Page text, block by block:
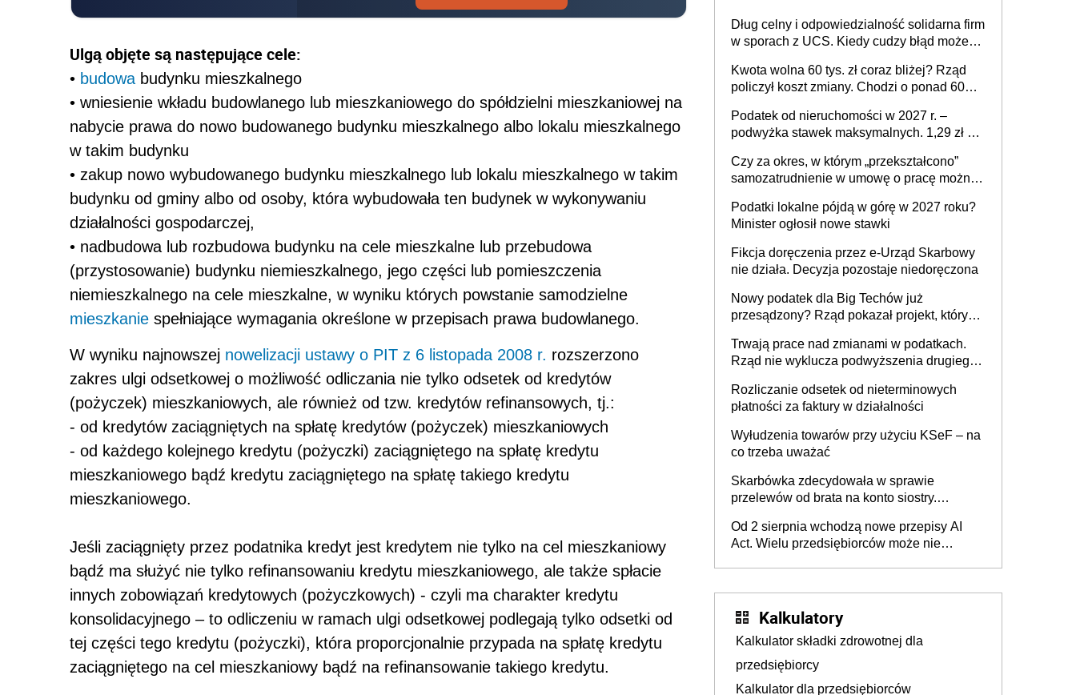
Ulgą objęte są następujące cele:
• budowa budynku mieszkalnego
• wniesienie wkładu budowlanego lub mieszkaniowego do spółdzielni mieszkaniowej na
nabycie prawa do nowo budowanego budynku mieszkalnego albo lokalu mieszkalnego
w takim budynku
• zakup nowo wybudowanego budynku mieszkalnego lub lokalu mieszkalnego w takim
budynku od gminy albo od osoby, która wybudowała ten budynek w wykonywaniu
działalności gospodarczej,
• nadbudowa lub rozbudowa budynku na cele mieszkalne lub przebudowa
(przystosowanie) budynku niemieszkalnego, jego części lub pomieszczenia
niemieszkalnego na cele mieszkalne, w wyniku których powstanie samodzielne
mieszkanie spełniające wymagania określone w przepisach prawa budowlanego.
W wyniku najnowszej nowelizacji ustawy o PIT z 6 listopada 2008 r. rozszerzono
zakres ulgi odsetkowej o możliwość odliczania nie tylko odsetek od kredytów
(pożyczek) mieszkaniowych, ale również od tzw. kredytów refinansowych, tj.:
- od kredytów zaciągniętych na spłatę kredytów (pożyczek) mieszkaniowych
- od każdego kolejnego kredytu (pożyczki) zaciągniętego na spłatę kredytu
mieszkaniowego bądź kredytu zaciągniętego na spłatę takiego kredytu
mieszkaniowego.
Jeśli zaciągnięty przez podatnika kredyt jest kredytem nie tylko na cel mieszkaniowy
bądź ma służyć nie tylko refinansowaniu kredytu mieszkaniowego, ale także spłacie
innych zobowiązań kredytowych (pożyczkowych) - czyli ma charakter kredytu
konsolidacyjnego – to odliczeniu w ramach ulgi odsetkowej podlegają tylko odsetki od
tej części tego kredytu (pożyczki), która proporcjonalnie przypada na spłatę kredytu
zaciągniętego na cel mieszkaniowy bądź na refinansowanie takiego kredytu.
Dług celny i odpowiedzialność solidarna firm
w sporach z UCS. Kiedy cudzy błąd może
Kwota wolna 60 tys. zł coraz bliżej? Rząd
policzył koszt zmiany. Chodzi o ponad 60
Podatek od nieruchomości w 2027 r. –
podwyżka stawek maksymalnych. 1,29 zł za
budynków i lokali związanych z
prowadzeniem działalności gospodarczej
Czy za okres, w którym „przekształcono”
samozatrudnienie w umowę o pracę można
umowy cywilnoprawnej jedynym
racjonalnym wyjściem
Podatki lokalne pójdą w górę w 2027 roku?
Minister ogłosił nowe stawki
Fikcja doręczenia przez e-Urząd Skarbowy
nie działa. Decyzja pozostaje niedoręczona
Nowy podatek dla Big Techów już
przesądzony? Rząd pokazał projekt, który
Trwają prace nad zmianami w podatkach.
Rząd nie wyklucza podwyższenia drugiego
Rozliczanie odsetek od nieterminowych
płatności za faktury w działalności
Wyłudzenia towarów przy użyciu KSeF – na
co trzeba uważać
Skarbówka zdecydowała w sprawie
przelewów od brata na konto siostry.
darowizna, ale podatku jednak nie będzie
Od 2 sierpnia wchodzą nowe przepisy AI
Act. Wielu przedsiębiorców może nie
Kalkulatory
Kalkulator składki zdrowotnej dla
przedsiębiorcy
Kalkulator dla przedsiębiorców